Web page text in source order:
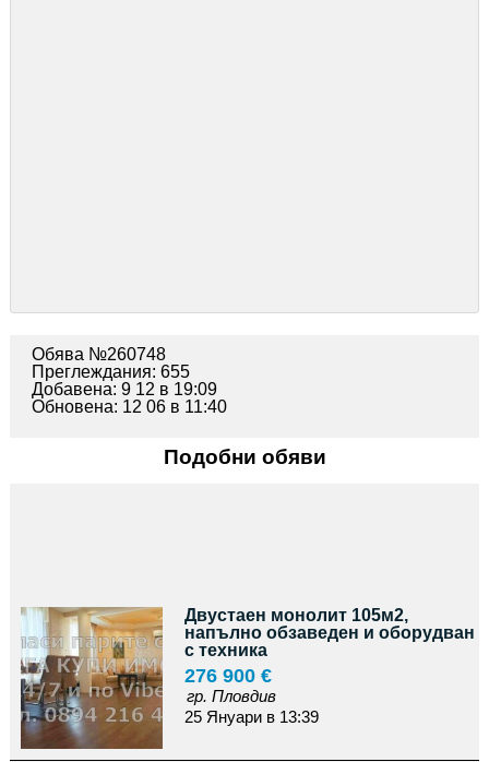
Обява №260748
Преглеждания: 655
Добавена: 9 12 в 19:09
Обновена: 12 06 в 11:40
Подобни обяви
Двустаен монолит 105м2,
напълно обзаведен и оборудван
с техника
276 900 €
гр. Пловдив
25 Януари в 13:39